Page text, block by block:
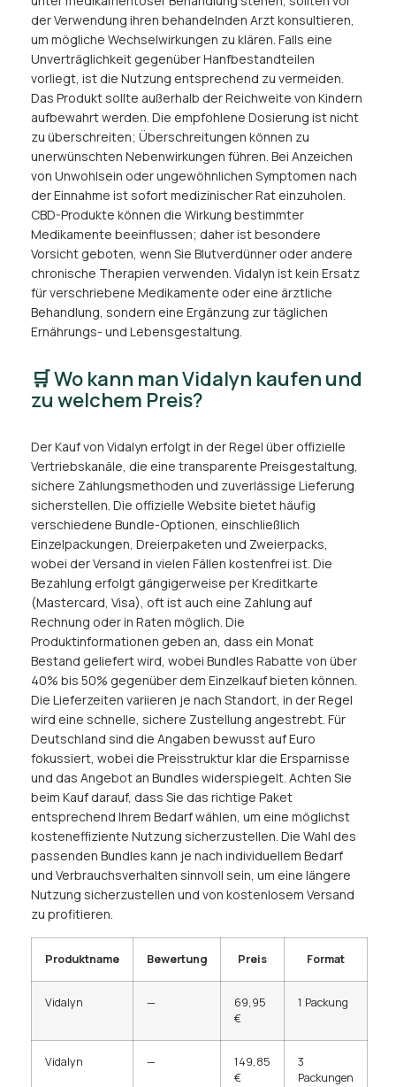
der Verwendung ihren behandelnden Arzt konsultieren,
um mögliche Wechselwirkungen zu klären. Falls eine
Unverträglichkeit gegenüber Hanfbestandteilen
vorliegt, ist die Nutzung entsprechend zu vermeiden.
Das Produkt sollte außerhalb der Reichweite von Kindern
aufbewahrt werden. Die empfohlene Dosierung ist nicht
zu überschreiten; Überschreitungen können zu
unerwünschten Nebenwirkungen führen. Bei Anzeichen
von Unwohlsein oder ungewöhnlichen Symptomen nach
der Einnahme ist sofort medizinischer Rat einzuholen.
CBD-Produkte können die Wirkung bestimmter
Medikamente beeinflussen; daher ist besondere
Vorsicht geboten, wenn Sie Blutverdünner oder andere
chronische Therapien verwenden. Vidalyn ist kein Ersatz
für verschriebene Medikamente oder eine ärztliche
Behandlung, sondern eine Ergänzung zur täglichen
Ernährungs- und Lebensgestaltung.
🛒 Wo kann man Vidalyn kaufen und
zu welchem Preis?
Der Kauf von Vidalyn erfolgt in der Regel über offizielle
Vertriebskanäle, die eine transparente Preisgestaltung,
sichere Zahlungsmethoden und zuverlässige Lieferung
sicherstellen. Die offizielle Website bietet häufig
verschiedene Bundle-Optionen, einschließlich
Einzelpackungen, Dreierpaketen und Zweierpacks,
wobei der Versand in vielen Fällen kostenfrei ist. Die
Bezahlung erfolgt gängigerweise per Kreditkarte
(Mastercard, Visa), oft ist auch eine Zahlung auf
Rechnung oder in Raten möglich. Die
Produktinformationen geben an, dass ein Monat
Bestand geliefert wird, wobei Bundles Rabatte von über
40% bis 50% gegenüber dem Einzelkauf bieten können.
Die Lieferzeiten variieren je nach Standort, in der Regel
wird eine schnelle, sichere Zustellung angestrebt. Für
Deutschland sind die Angaben bewusst auf Euro
fokussiert, wobei die Preisstruktur klar die Ersparnisse
und das Angebot an Bundles widerspiegelt. Achten Sie
beim Kauf darauf, dass Sie das richtige Paket
entsprechend Ihrem Bedarf wählen, um eine möglichst
kosteneffiziente Nutzung sicherzustellen. Die Wahl des
passenden Bundles kann je nach individuellem Bedarf
und Verbrauchsverhalten sinnvoll sein, um eine längere
Nutzung sicherzustellen und von kostenlosem Versand
zu profitieren.
Produktname Bewertung Preis Format
Vidalyn —
69,95
€
1 Packung
Vidalyn —
149,85
€
3
Packungen